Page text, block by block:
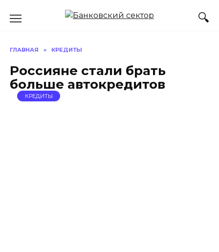
ГЛАВНАЯ » КРЕДИТЫ
Россияне стали брать
больше автокредитов
КРЕДИТЫ